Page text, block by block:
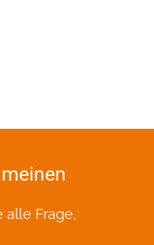
alle Frage,